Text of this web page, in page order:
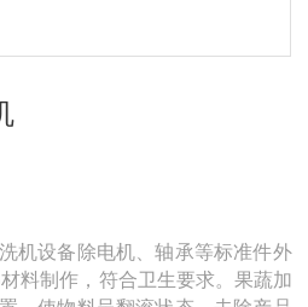
机设备除电机、轴承等标准件外
料制作，符合卫生要求。果蔬加